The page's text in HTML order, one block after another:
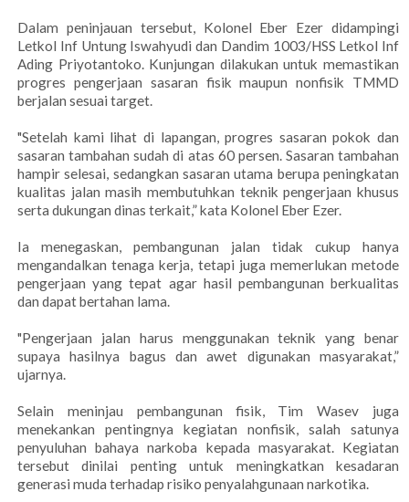
Dalam peninjauan tersebut, Kolonel Eber Ezer didampingi
Letkol Inf Untung Iswahyudi dan Dandim 1003/HSS Letkol Inf
Ading Priyotantoko. Kunjungan dilakukan untuk memastikan
progres pengerjaan sasaran fisik maupun nonfisik TMMD
berjalan sesuai target.
"Setelah kami lihat di lapangan, progres sasaran pokok dan
sasaran tambahan sudah di atas 60 persen. Sasaran tambahan
hampir selesai, sedangkan sasaran utama berupa peningkatan
kualitas jalan masih membutuhkan teknik pengerjaan khusus
serta dukungan dinas terkait,” kata Kolonel Eber Ezer.
Ia menegaskan, pembangunan jalan tidak cukup hanya
mengandalkan tenaga kerja, tetapi juga memerlukan metode
pengerjaan yang tepat agar hasil pembangunan berkualitas
dan dapat bertahan lama.
"Pengerjaan jalan harus menggunakan teknik yang benar
supaya hasilnya bagus dan awet digunakan masyarakat,”
ujarnya.
Selain meninjau pembangunan fisik, Tim Wasev juga
menekankan pentingnya kegiatan nonfisik, salah satunya
penyuluhan bahaya narkoba kepada masyarakat. Kegiatan
tersebut dinilai penting untuk meningkatkan kesadaran
generasi muda terhadap risiko penyalahgunaan narkotika.